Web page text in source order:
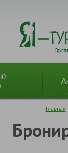
Главная